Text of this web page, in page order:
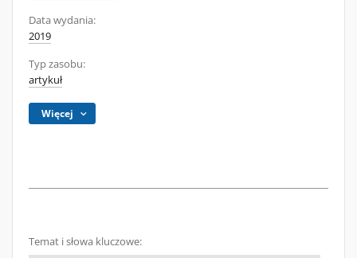
Data wydania:
2019
Typ zasobu:
artykuł
Więcej
Temat i słowa kluczowe: